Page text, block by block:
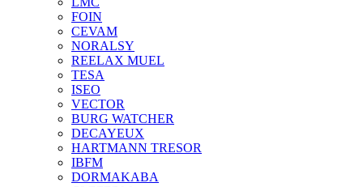
FOIN
CEVAM
NORALSY
REELAX MUEL
TESA
ISEO
VECTOR
BURG WATCHER
DECAYEUX
HARTMANN TRESOR
IBFM
DORMAKABA